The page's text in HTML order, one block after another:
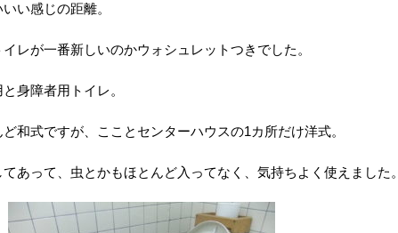
い感じの距離。
レが一番新しいのかウォシュレットつきでした。
身障者用トイレ。
和式ですが、こことセンターハウスの1カ所だけ洋式。
あって、虫とかもほとんど入ってなく、気持ちよく使えました。